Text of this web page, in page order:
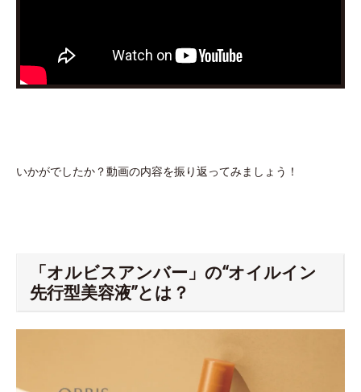
いかがでしたか？動画の内容を振り返ってみましょう！
「オルビスアンバー」の“オイルイン
先行型美容液”とは？